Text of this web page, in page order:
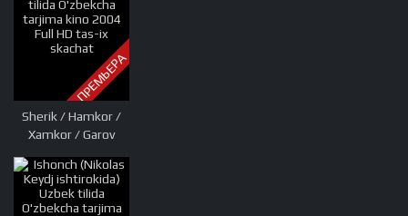
ПРЕМЬЕРА
Sherik / Hamkor /
Xamkor / Garov
ishtirokida) Uzbek
tilida O'zbekcha
tarjima kino 2004